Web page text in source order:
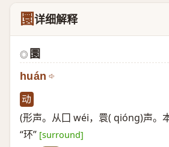
圜详细解释
◎ 圜
huán
动
(形声。从囗 wéi，睘( qióng)声。
“环” [surround]